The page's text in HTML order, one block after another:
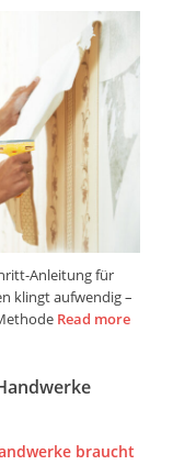
Anleitung für
klingt aufwendig –
Read more